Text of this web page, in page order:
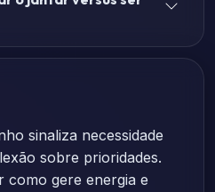
sinaliza necessidade
sobre prioridades.
como gere energia e